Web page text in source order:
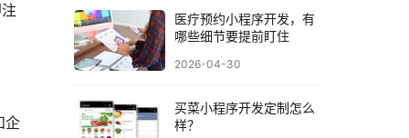
企
医疗预约小程序开发，有
哪些细节要提前盯住
2026-04-30
买菜小程序开发定制怎么
样？